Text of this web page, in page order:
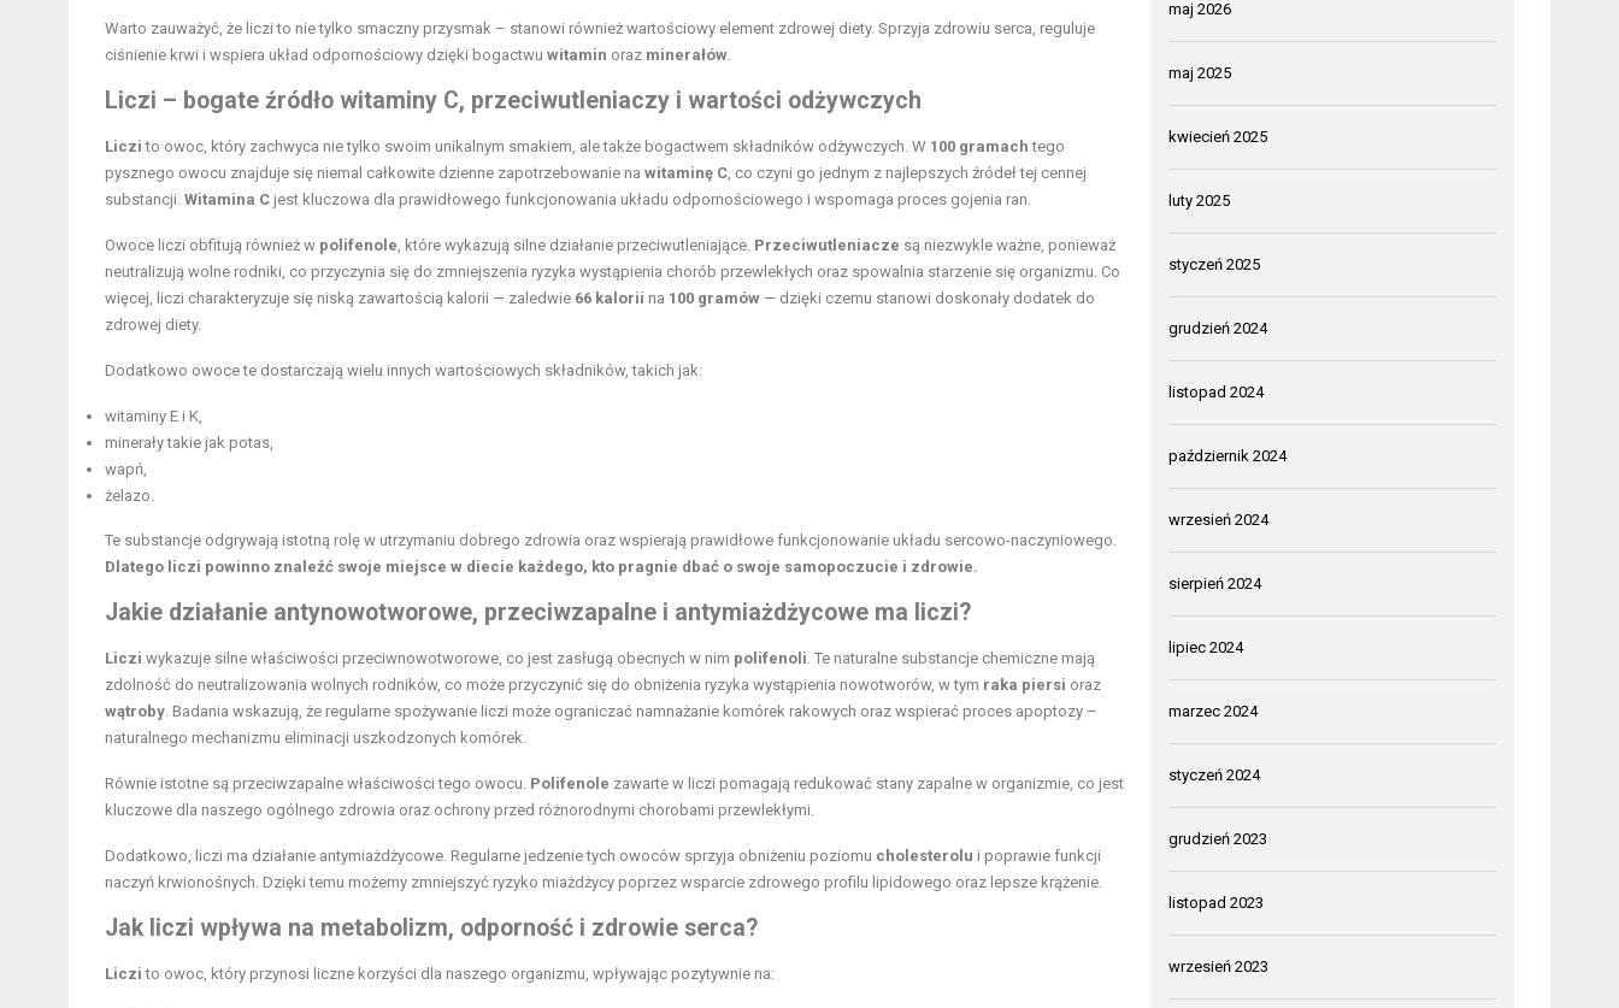
Warto zauważyć, że liczi to nie tylko smaczny przysmak – stanowi również wartościowy element zdrowej diety. Sprzyja zdrowiu serca, reguluje
ciśnienie krwi i wspiera układ odpornościowy dzięki bogactwu witamin oraz minerałów
Liczi – bogate źródło witaminy C, przeciwutleniaczy i wartości odżywczych
Liczi to owoc, który zachwyca nie tylko swoim unikalnym smakiem, ale także bogactwem składników odżywczych. W 100 gramach tego
pysznego owocu znajduje się niemal całkowite dzienne zapotrzebowanie na witaminę C , co czyni go jednym z najlepszych źródeł tej cennej
substancji. Witamina C jest kluczowa dla prawidłowego funkcjonowania układu odpornościowego i wspomaga proces gojenia ran.
Owoce liczi obfitują również w polifenole , które wykazują silne działanie przeciwutleniające. Przeciwutleniacze są niezwykle ważne, ponieważ
neutralizują wolne rodniki, co przyczynia się do zmniejszenia ryzyka wystąpienia chorób przewlekłych oraz spowalnia starzenie się organizmu. Co
więcej, liczi charakteryzuje się niską zawartością kalorii — zaledwie 66 kalorii na 100 gramów — dzięki czemu stanowi doskonały dodatek do
zdrowej diety.
Dodatkowo owoce te dostarczają wielu innych wartościowych składników, takich jak:
witaminy E i K,
minerały takie jak potas,
wapń,
żelazo.
Te substancje odgrywają istotną rolę w utrzymaniu dobrego zdrowia oraz wspierają prawidłowe funkcjonowanie układu sercowo-naczyniowego.
Dlatego liczi powinno znaleźć swoje miejsce w diecie każdego, kto pragnie dbać o swoje samopoczucie i zdrowie.
Jakie działanie antynowotworowe, przeciwzapalne i antymiażdżycowe ma liczi?
Liczi wykazuje silne właściwości przeciwnowotworowe, co jest zasługą obecnych w nim polifenoli . Te naturalne substancje chemiczne mają
zdolność do neutralizowania wolnych rodników, co może przyczynić się do obniżenia ryzyka wystąpienia nowotworów, w tym raka piersi oraz
wątroby . Badania wskazują, że regularne spożywanie liczi może ograniczać namnażanie komórek rakowych oraz wspierać proces apoptozy –
naturalnego mechanizmu eliminacji uszkodzonych komórek.
Równie istotne są przeciwzapalne właściwości tego owocu. Polifenole zawarte w liczi pomagają redukować stany zapalne w organizmie, co jest
kluczowe dla naszego ogólnego zdrowia oraz ochrony przed różnorodnymi chorobami przewlekłymi.
Dodatkowo, liczi ma działanie antymiażdżycowe. Regularne jedzenie tych owoców sprzyja obniżeniu poziomu cholesterolu i poprawie funkcji
naczyń krwionośnych. Dzięki temu możemy zmniejszyć ryzyko miażdżycy poprzez wsparcie zdrowego profilu lipidowego oraz lepsze krążenie.
Jak liczi wpływa na metabolizm, odporność i zdrowie serca?
Liczi to owoc, który przynosi liczne korzyści dla naszego organizmu, wpływając pozytywnie na:
maj 2026
maj 2025
kwiecień 2025
luty 2025
styczeń 2025
grudzień 2024
listopad 2024
październik 2024
wrzesień 2024
sierpień 2024
lipiec 2024
marzec 2024
styczeń 2024
grudzień 2023
listopad 2023
wrzesień 2023